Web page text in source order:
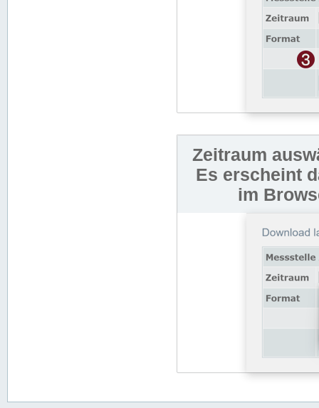
Zeitraum
Es erscheint
im